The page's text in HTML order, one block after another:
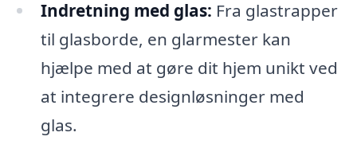
Indretning med glas: Fra glastrapper
til glasborde, en glarmester kan
hjælpe med at gøre dit hjem unikt ved
at integrere designløsninger med
glas.